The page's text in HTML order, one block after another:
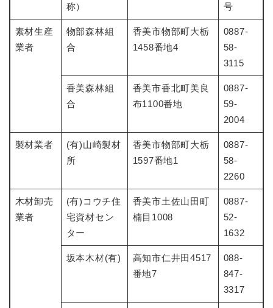
称）
号
素材生産
業者
物部森林組
合
香美市物部町大栃
1458番地4
0887-
58-
3115
香美森林組
合
香美市香北町美良
布1100番地
0887-
59-
2004
製材業者
(有)山崎製材
所
香美市物部町大栃
1597番地1
0887-
58-
2260
木材卸売
業者
(有)コウチ住
宅資材セン
ター
香美市土佐山田町
楠目1008
0887-
52-
1632
坂本木材(有)
高知市仁井田4517
番地7
088-
847-
3317